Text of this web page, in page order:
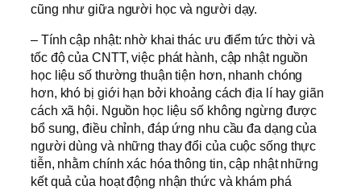
cũng như giữa người học và người dạy.
– Tính cập nhật: nhờ khai thác ưu điểm tức thời và
tốc độ của CNTT, việc phát hành, cập nhật nguồn
học liệu số thường thuận tiện hơn, nhanh chóng
hơn, khó bị giới hạn bởi khoảng cách địa lí hay giãn
cách xã hội. Nguồn học liệu số không ngừng được
bổ sung, điều chỉnh, đáp ứng nhu cầu đa dạng của
người dùng và những thay đổi của cuộc sống thực
tiễn, nhằm chính xác hóa thông tin, cập nhật những
kết quả của hoạt động nhận thức và khám phá